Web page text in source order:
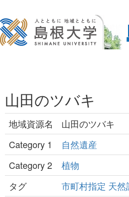
山田のツバキ
地域資源名
山田のツバキ
Category 1
自然遺産
Category 2
植物
タグ
市町村指定 天然